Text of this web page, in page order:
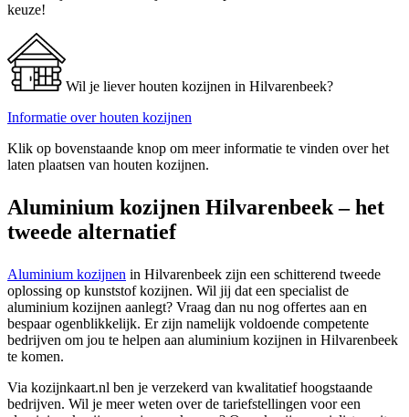
keuze!
Wil je liever houten kozijnen in Hilvarenbeek?
Informatie over houten kozijnen
Klik op bovenstaande knop om meer informatie te vinden over het
laten plaatsen van houten kozijnen.
Aluminium kozijnen Hilvarenbeek – het
tweede alternatief
Aluminium kozijnen in Hilvarenbeek zijn een schitterend tweede
oplossing op kunststof kozijnen. Wil jij dat een specialist de
aluminium kozijnen aanlegt? Vraag dan nu nog offertes aan en
bespaar ogenblikkelijk. Er zijn namelijk voldoende competente
bedrijven om jou te helpen aan aluminium kozijnen in Hilvarenbeek
te komen.
Via kozijnkaart.nl ben je verzekerd van kwalitatief hoogstaande
bedrijven. Wil je meer weten over de tariefstellingen voor een